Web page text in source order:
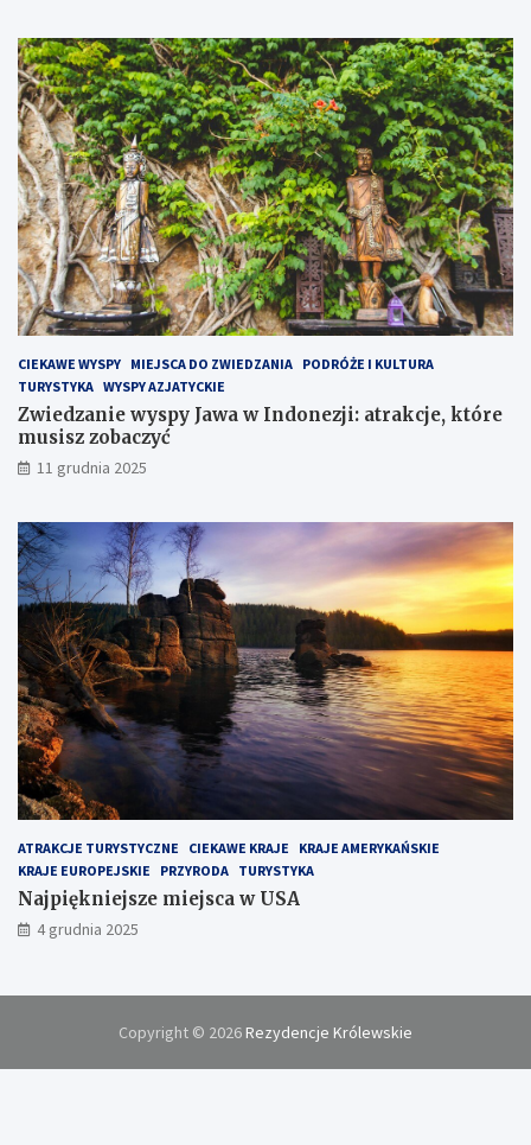
e
n
a
P
ó
ł
w
y
s
p
i
e
H
e
s
k
i
m
?
CIEKAWE WYSPY MIEJSCA DO ZWIEDZANIA PODRÓŻE I KULTURA
TURYSTYKA WYSPY AZJATYCKIE
Zwiedzanie wyspy Jawa w Indonezji: atrakcje, które
musisz zobaczyć
11 grudnia 2025
ATRAKCJE TURYSTYCZNE CIEKAWE KRAJE
KRAJE AMERYKAŃSKIE
KRAJE EUROPEJSKIE
PRZYRODA TURYSTYKA
Najpiękniejsze miejsca w USA
4 grudnia 2025
Copyright © 2026Rezydencje Królewskie